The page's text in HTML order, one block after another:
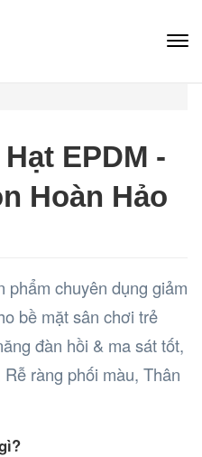
EPDM -
Hoàn Hảo
phẩm chuyên dụng giảm
bề mặt sân chơi trẻ
đàn hồi & ma sát tốt,
ràng phối màu, Thân